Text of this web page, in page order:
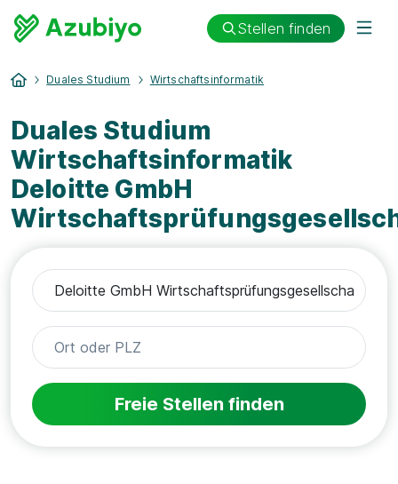
Stellen finden
Duales Studium Wirtschaftsinformatik
Duales Studium
Wirtschaftsinformatik
Deloitte GmbH
Freie Stellen finden